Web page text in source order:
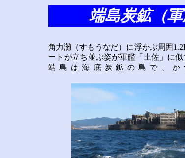
端島炭鉱（
角力灘（すもうなだ）に浮かぶ周囲
ートが立ち並ぶ姿が軍艦「土佐」に
端島は海底炭鉱の島で、